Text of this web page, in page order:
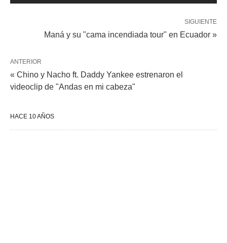
SIGUIENTE
Maná y su "cama incendiada tour" en Ecuador »
ANTERIOR
« Chino y Nacho ft. Daddy Yankee estrenaron el
videoclip de "Andas en mi cabeza"
HACE 10 AÑOS